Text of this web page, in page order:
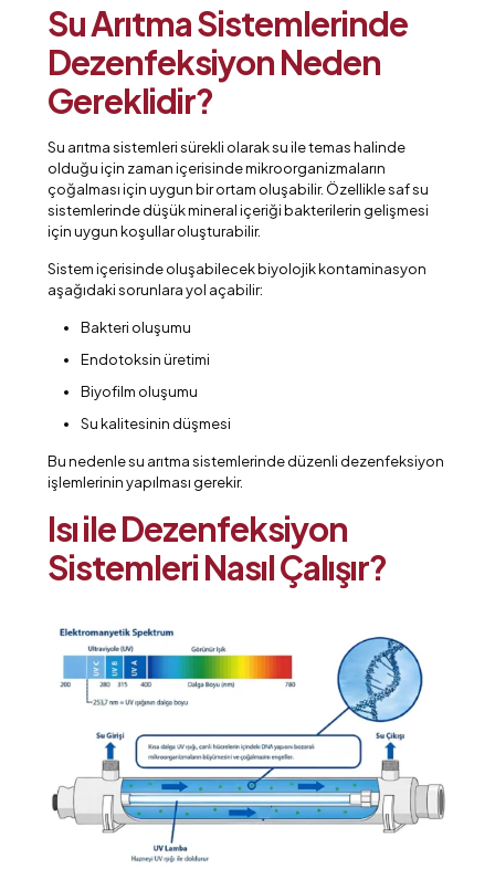
Su Arıtma Sistemlerinde
Dezenfeksiyon Neden
Gereklidir?
Su arıtma sistemleri sürekli olarak su ile temas halinde
olduğu için zaman içerisinde mikroorganizmaların
çoğalması için uygun bir ortam oluşabilir. Özellikle saf su
sistemlerinde düşük mineral içeriği bakterilerin gelişmesi
için uygun koşullar oluşturabilir.
Sistem içerisinde oluşabilecek biyolojik kontaminasyon
aşağıdaki sorunlara yol açabilir:
Bakteri oluşumu
Endotoksin üretimi
Biyofilm oluşumu
Su kalitesinin düşmesi
Bu nedenle su arıtma sistemlerinde düzenli dezenfeksiyon
işlemlerinin yapılması gerekir.
Isı ile Dezenfeksiyon
Sistemleri Nasıl Çalışır?